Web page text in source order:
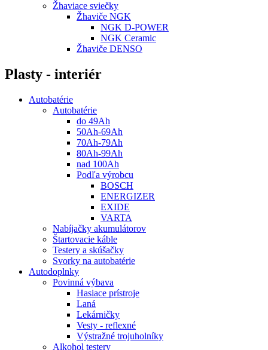
Žhaviace sviečky
Žhaviče NGK
NGK D-POWER
NGK Ceramic
Žhaviče DENSO
Plasty - interiér
Autobatérie
Autobatérie
do 49Ah
50Ah-69Ah
70Ah-79Ah
80Ah-99Ah
nad 100Ah
Podľa výrobcu
BOSCH
ENERGIZER
EXIDE
VARTA
Nabíjačky akumulátorov
Štartovacie káble
Testery a skúšačky
Svorky na autobatérie
Autodoplnky
Povinná výbava
Hasiace prístroje
Laná
Lekárničky
Vesty - reflexné
Výstražné trojuholníky
Alkohol testery